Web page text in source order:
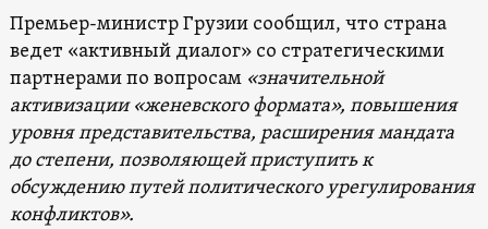
Премьер-министр Грузии сообщил, что страна
ведет «активный диалог» со стратегическими
партнерами по вопросам «значительной
активизации «женевского формата», повышения
уровня представительства, расширения мандата
до степени, позволяющей приступить к
обсуждению путей политического урегулирования
конфликтов».